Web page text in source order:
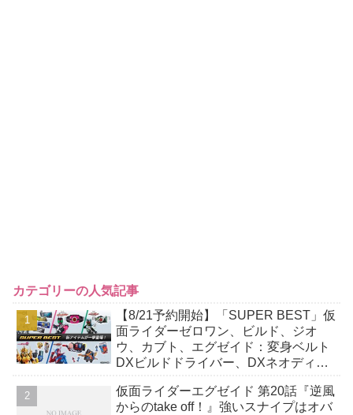
カテゴリーの人気記事
【8/21予約開始】「SUPER BEST」仮
面ライダーゼロワン、ビルド、ジオ
ウ、カブト、エグゼイド：変身ベルト
DXビルドドライバー、DXネオディケ
か12点！
仮面ライダーエグゼイド 第20話『逆風
からのtake off！』強いスナイプはオバ